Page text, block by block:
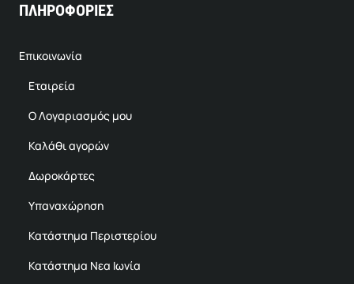
ΠΛΗΡΟΦΟΡΙΕΣ
Επικοινωνία
Εταιρεία
Ο Λογαριασμός μου
Καλάθι αγορών
Δωροκάρτες
Υπαναχώρηση
Κατάστημα Περιστερίου
Κατάστημα Νεα Ιωνία